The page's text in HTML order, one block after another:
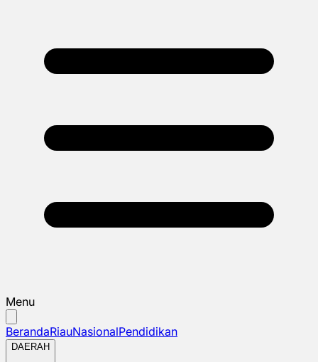
Menu
BerandaRiauNasionalPendidikan
DAERAH